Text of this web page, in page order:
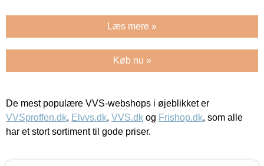
Læs mere »
Køb nu »
De mest populære VVS-webshops i øjeblikket er
VVSproffen.dk, Elvvs.dk, VVS.dk og Frishop.dk, som alle
har et stort sortiment til gode priser.